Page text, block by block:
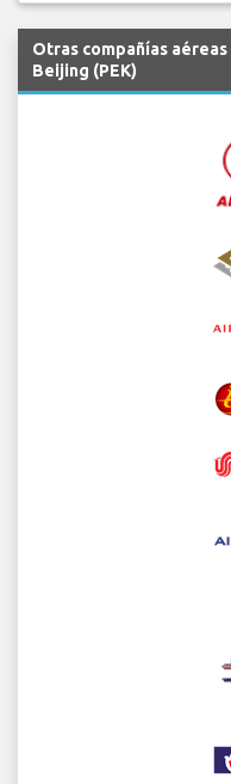
Otras compañías
Beijing (PEK)